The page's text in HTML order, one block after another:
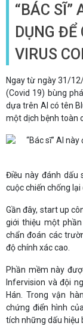
“BÁC SĨ”
DỤNG
VIRUS
Ngay từ ngày 31/
(Covid 19) bùng
dựa trên AI có tên
một dịch bệnh toàn
Điều này đánh
cuộc chiến chống lại
Gần đây, start up
giới thiệu một
chẩn đoán các
độ chính xác cao.
Phần mềm này
Infervision và đội
Hán. Trong vận
chứng điển hình
tích những dấu hiệu